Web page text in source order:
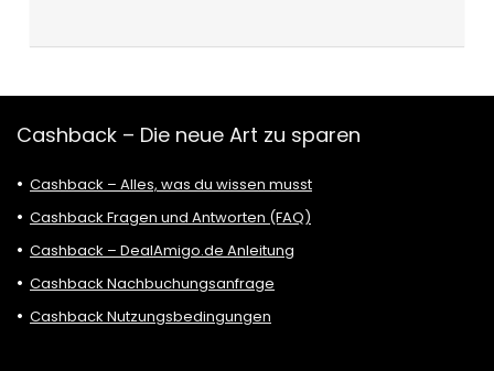
Cashback – Die neue Art zu sparen
Cashback – Alles, was du wissen musst
Cashback Fragen und Antworten (FAQ)
Cashback – DealAmigo.de Anleitung
Cashback Nachbuchungsanfrage
Cashback Nutzungsbedingungen